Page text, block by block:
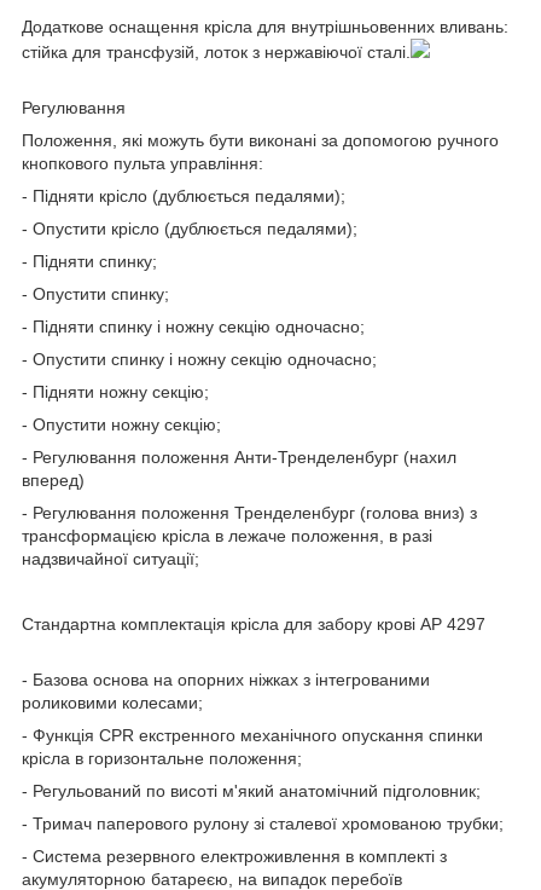
Додаткове оснащення крісла для внутрішньовенних вливань:
стійка для трансфузій, лоток з нержавіючої сталі.
Регулювання
Положення, які можуть бути виконані за допомогою ручного
кнопкового пульта управління:
- Підняти крісло (дублюється педалями);
- Опустити крісло (дублюється педалями);
- Підняти спинку;
- Опустити спинку;
- Підняти спинку і ножну секцію одночасно;
- Опустити спинку і ножну секцію одночасно;
- Підняти ножну секцію;
- Опустити ножну секцію;
- Регулювання положення Анти-Тренделенбург (нахил
вперед)
- Регулювання положення Тренделенбург (голова вниз) з
трансформацією крісла в лежаче положення, в разі
надзвичайної ситуації;
Стандартна комплектація крісла для забору крові AP 4297
- Базова основа на опорних ніжках з інтегрованими
роликовими колесами;
- Функція CPR екстренного механічного опускання спинки
крісла в горизонтальне положення;
- Регульований по висоті м'який анатомічний підголовник;
- Тримач паперового рулону зі сталевої хромованою трубки;
- Система резервного електроживлення в комплекті з
акумуляторною батареєю, на випадок перебоїв